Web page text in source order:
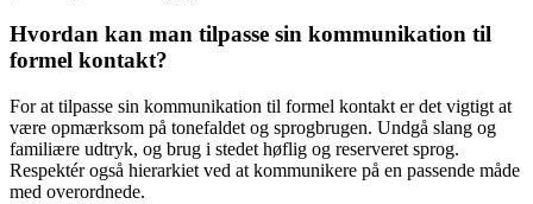
Hvordan kan man tilpasse sin kommunikation til
formel kontakt?
For at tilpasse sin kommunikation til formel kontakt er det vigtigt at
være opmærksom på tonefaldet og sprogbrugen. Undgå slang og
familiære udtryk, og brug i stedet høflig og reserveret sprog.
Respektér også hierarkiet ved at kommunikere på en passende måde
med overordnede.